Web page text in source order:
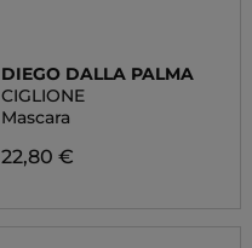
DIEGO DALLA PALMA
CIGLIONE
Mascara
22,80 €